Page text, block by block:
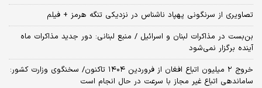
تصاویری از سرنگونی پهپاد ناشناس در نزدیکی تنگه هرمز + فیلم
بن‌بست در مذاکرات لبنان و اسرائیل / منبع لبنانی: دور جدید مذاکرات ماه
آینده برگزار نمی‌شود
خروج ۲ میلیون اتباع افغان از فروردین ۱۴۰۴ تاکنون/ سخنگوی وزارت کشور:
ساماندهی اتباع غیر مجاز با سرعت در حال انجام است